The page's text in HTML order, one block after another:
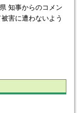
知事からのコメン
害に遭わないよう